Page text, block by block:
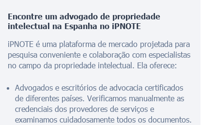
Encontre um advogado de propriedade
intelectual na Espanha no iPNOTE
iPNOTE é uma plataforma de mercado projetada para
pesquisa conveniente e colaboração com especialistas
no campo da propriedade intelectual. Ela oferece:
Advogados e escritórios de advocacia certificados
de diferentes países. Verificamos manualmente as
credenciais dos provedores de serviços e
examinamos cuidadosamente todos os documentos.